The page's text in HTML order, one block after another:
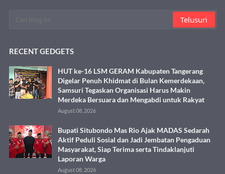
RECENT GEDGETS
HUT ke-16 LSM GERAM Kabupaten Tangerang
Digelar Penuh Khidmat di Bulan Kemerdekaan,
Samsuri Tegaskan Organisasi Harus Makin
Merdeka Bersuara dan Mengabdi untuk Rakyat
August 08, 2026
Bupati Situbondo Mas Rio Ajak MADAS Sedarah
Aktif Peduli Sosial dan Jadi Jembatan Pengaduan
Masyarakat, Siap Terima serta Tindaklanjuti
Laporan Warga
August 08, 2026